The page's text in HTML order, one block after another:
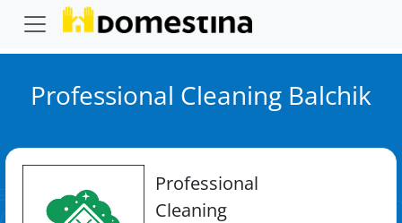
Professional Cleaning Balchik
Professional
Cleaning